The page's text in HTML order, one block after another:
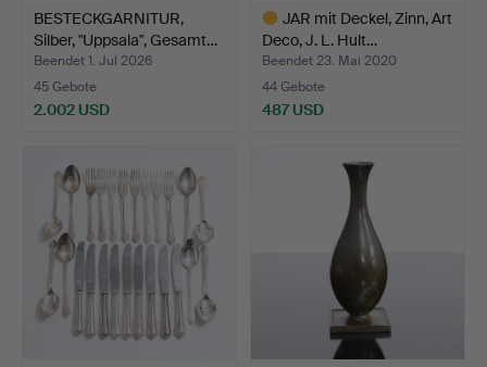
BESTECKGARNITUR,
Silber, "Uppsala", Gesamt…
Beendet 1. Jul 2026
45 Gebote
2.002 USD
JAR mit Deckel, Zinn, Art
Deco, J. L. Hult…
Beendet 23. Mai 2020
44 Gebote
487 USD